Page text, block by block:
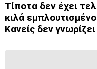
Τίποτα δεν έχει
κιλά
Κανείς δεν